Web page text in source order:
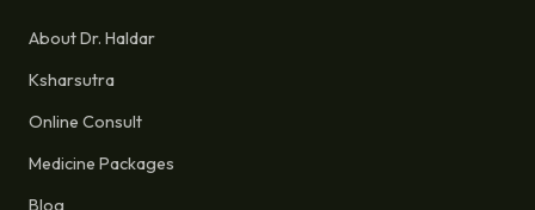
About Dr. Haldar
Ksharsutra
Online Consult
Medicine Packages